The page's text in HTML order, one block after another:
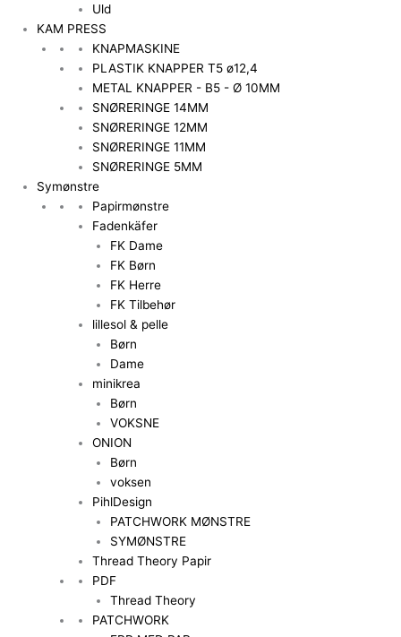
Uld
KAM PRESS
KNAPMASKINE
PLASTIK KNAPPER T5 ø12,4
METAL KNAPPER - B5 - Ø 10MM
SNØRERINGE 14MM
SNØRERINGE 12MM
SNØRERINGE 11MM
SNØRERINGE 5MM
Symønstre
Papirmønstre
Fadenkäfer
FK Dame
FK Børn
FK Herre
FK Tilbehør
lillesol & pelle
Børn
Dame
minikrea
Børn
VOKSNE
ONION
Børn
voksen
PihlDesign
PATCHWORK MØNSTRE
SYMØNSTRE
Thread Theory Papir
PDF
Thread Theory
PATCHWORK